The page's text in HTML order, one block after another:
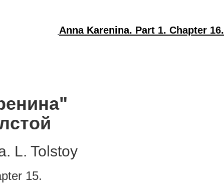
Anna Karenina. Part 1. Chapter 16.
L. Tolstoy
15.